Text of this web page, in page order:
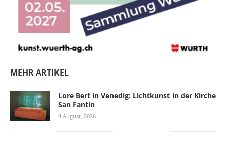
MEHR ARTIKEL
Lore Bert in Venedig: Lichtkunst in der Kirche
San Fantin
4 August, 2026